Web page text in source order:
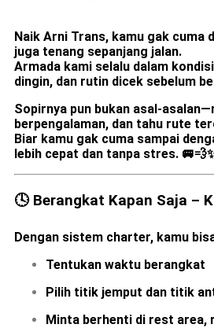
Naik Arni Trans, kamu gak cuma
juga tenang sepanjang jalan.
Armada kami selalu dalam
dingin, dan rutin dicek sebelum
Sopirnya pun bukan asal-asalan—
berpengalaman, dan tahu rute
Biar kamu gak cuma sampai
lebih cepat dan tanpa stres.
🕓 Berangkat Kapan Saja –
Dengan sistem charter, kamu
Tentukan waktu berangkat
Pilih titik jemput dan titik
Minta berhenti di rest area,